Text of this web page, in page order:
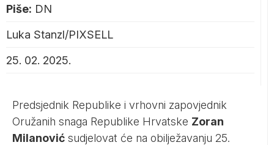
Piše: DN
Luka Stanzl/PIXSELL
25. 02. 2025.
Predsjednik Republike i vrhovni zapovjednik
Oružanih snaga Republike Hrvatske Zoran
Milanović sudjelovat će na obilježavanju 25.